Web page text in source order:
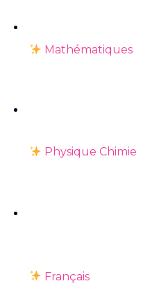
Mathématiques
Physique Chimie
Français